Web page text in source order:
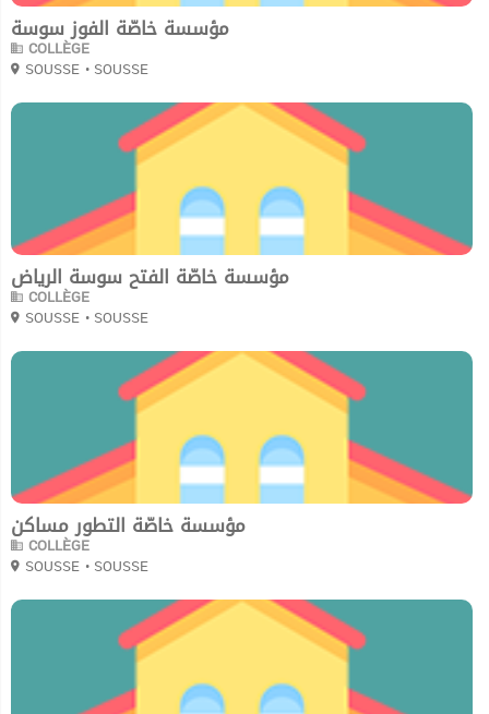
مؤسسة خاصّة الفوز سوسة
COLLÈGE
SOUSSE • SOUSSE
مؤسسة خاصّة الفتح سوسة الرياض
COLLÈGE
SOUSSE • SOUSSE
مؤسسة خاصّة التطور مساكن
COLLÈGE
SOUSSE • SOUSSE